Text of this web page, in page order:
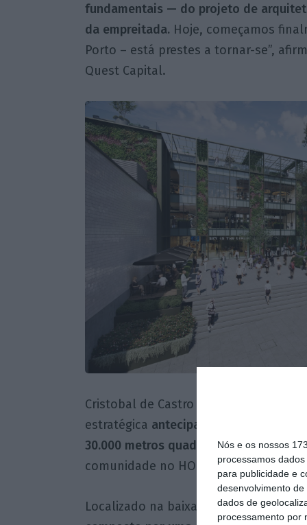
Nós e os nossos
processamos
para publicidade e
desenvolvimento de
dados de
processamento por
fundamentais — do projeto de
da empreitada. Hoje, começamos
Porto – está prestes a tornar-se”,
Quest Capital.
Cristobal de Castro assegura ainda
estratégica antecipar o modelo de
30.000 metros quadrados,reforçando
comunidade no HOP — mesmo antes
Localizado na baixa da cidade do